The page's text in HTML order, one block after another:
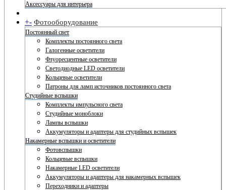
Аксессуары для интерьера
+- Фотооборудование
Постоянный свет
Комплекты постоянного света
Галогенные осветители
Флуоресцентные осветители
Светодиодные LED осветители
Кольцевые осветители
Патроны для ламп источников постоянного света
Студийные вспышки
Комплекты импульсного света
Студийные моноблоки
Лампы вспышки
Аккумуляторы и адаптеры для студийных вспышек
Накамерные вспышки и осветители
Фотовспышки
Кольцевые вспышки
Накамерные LED осветители
Аккумуляторы и адаптеры для накамерных вспышек
Переходники и адаптеры